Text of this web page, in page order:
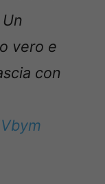
vero e
con